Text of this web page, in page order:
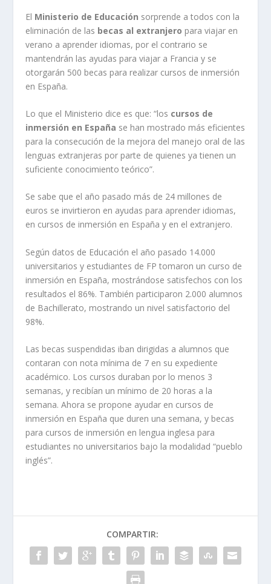
El Ministerio de Educación sorprende a todos con la
eliminación de las becas al extranjero para viajar en
verano a aprender idiomas, por el contrario se
mantendrán las ayudas para viajar a Francia y se
otorgarán 500 becas para realizar cursos de inmersión
en España.
Lo que el Ministerio dice es que: “los cursos de
inmersión en España se han mostrado más eficientes
para la consecución de la mejora del manejo oral de las
lenguas extranjeras por parte de quienes ya tienen un
suficiente conocimiento teórico”.
Se sabe que el año pasado más de 24 millones de
euros se invirtieron en ayudas para aprender idiomas,
en cursos de inmersión en España y en el extranjero.
Según datos de Educación el año pasado 14.000
universitarios y estudiantes de FP tomaron un curso de
inmersión en España, mostrándose satisfechos con los
resultados el 86%. También participaron 2.000 alumnos
de Bachillerato, mostrando un nivel satisfactorio del
98%.
Las becas suspendidas iban dirigidas a alumnos que
contaran con nota mínima de 7 en su expediente
académico. Los cursos duraban por lo menos 3
semanas, y recibían un mínimo de 20 horas a la
semana. Ahora se propone ayudar en cursos de
inmersión en España que duren una semana, y becas
para cursos de inmersión en lengua inglesa para
estudiantes no universitarios bajo la modalidad “pueblo
inglés”.
COMPARTIR: